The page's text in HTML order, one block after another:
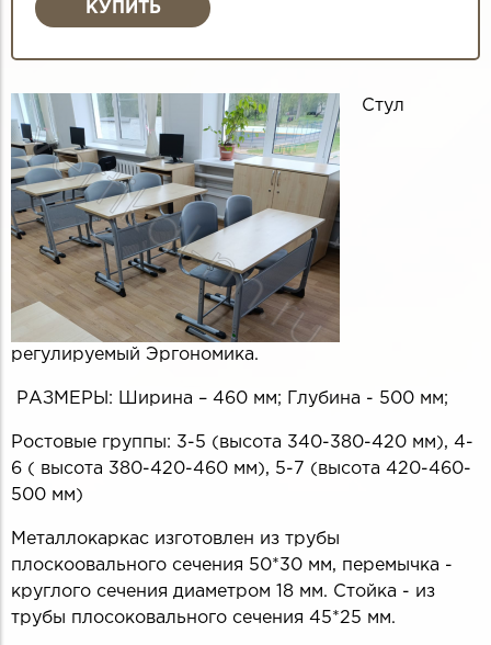
Стул
регулируемый Эргономика.
РАЗМЕРЫ: Ширина – 460 мм; Глубина - 500 мм;
Ростовые группы: 3-5 (высота 340-380-420 мм), 4-
6 ( высота 380-420-460 мм), 5-7 (высота 420-460-
500 мм)
Металлокаркас изготовлен из трубы
плоскоовального сечения 50*30 мм, перемычка -
круглого сечения диаметром 18 мм. Стойка - из
трубы плосоковального сечения 45*25 мм.